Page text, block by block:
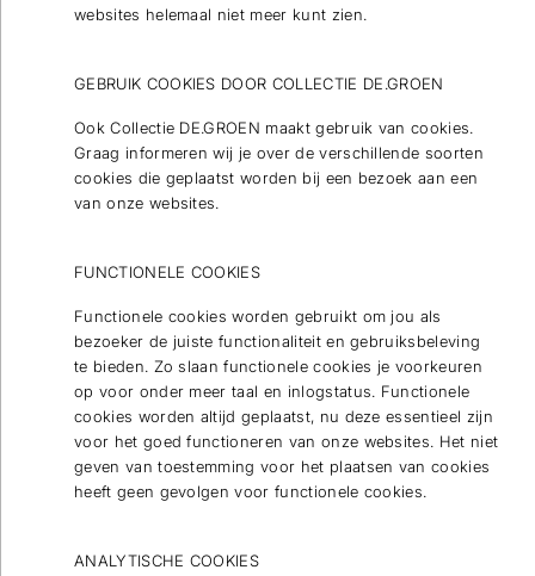
websites helemaal niet meer kunt zien.
GEBRUIK COOKIES DOOR COLLECTIE DE.GROEN
Ook Collectie DE.GROEN maakt gebruik van cookies.
Graag informeren wij je over de verschillende soorten
cookies die geplaatst worden bij een bezoek aan een
van onze websites.
FUNCTIONELE COOKIES
Functionele cookies worden gebruikt om jou als
bezoeker de juiste functionaliteit en gebruiksbeleving
te bieden. Zo slaan functionele cookies je voorkeuren
op voor onder meer taal en inlogstatus. Functionele
cookies worden altijd geplaatst, nu deze essentieel zijn
voor het goed functioneren van onze websites. Het niet
geven van toestemming voor het plaatsen van cookies
heeft geen gevolgen voor functionele cookies.
ANALYTISCHE COOKIES